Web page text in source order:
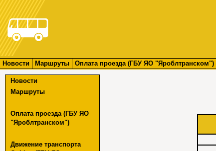
Новости Маршруты Оплата проезда (ГБУ ЯО "Яроблтранском")
Новости
Маршруты
Оплата проезда (ГБУ ЯО
"Яроблтранском")
Движение транспорта